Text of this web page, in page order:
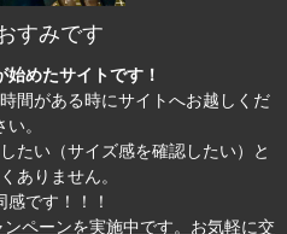
すみです
めたサイトです！
間がある時にサイトへお越しくだ
い。
たい（サイズ感を確認したい）と
ありません。
感です！！！
ペーンを実施中です。お気軽に交